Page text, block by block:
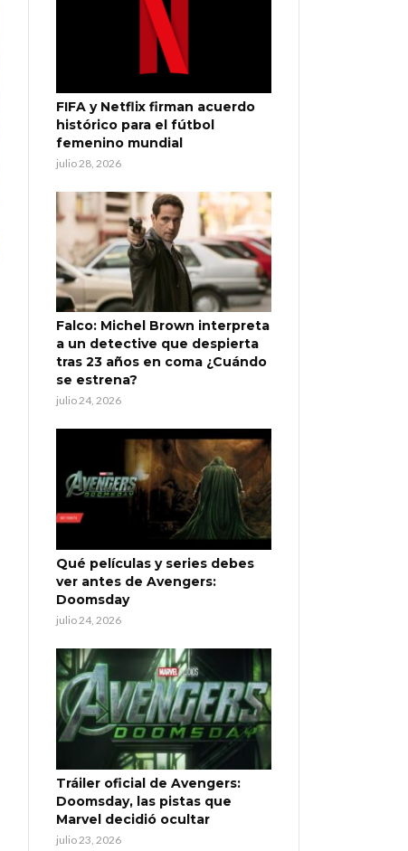
FIFA y Netflix firman acuerdo
histórico para el fútbol
femenino mundial
julio 28, 2026
Falco: Michel Brown interpreta
a un detective que despierta
tras 23 años en coma ¿Cuándo
se estrena?
julio 24, 2026
Qué películas y series debes
ver antes de Avengers:
Doomsday
julio 24, 2026
Tráiler oficial de Avengers:
Doomsday, las pistas que
Marvel decidió ocultar
julio 23, 2026